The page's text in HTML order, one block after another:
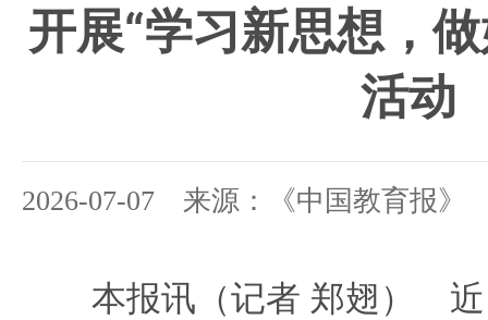
开展“学习新思想，
活动
2026-07-07 来源：《中国教育报》
本报讯（记者 郑翅） 近